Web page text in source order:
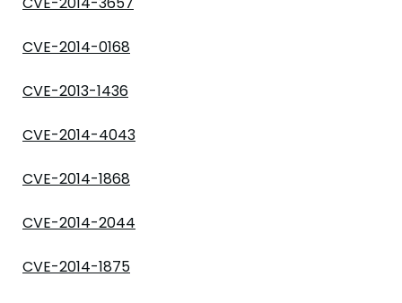
CVE-2014-0168
CVE-2013-1436
CVE-2014-4043
CVE-2014-1868
CVE-2014-2044
CVE-2014-1875